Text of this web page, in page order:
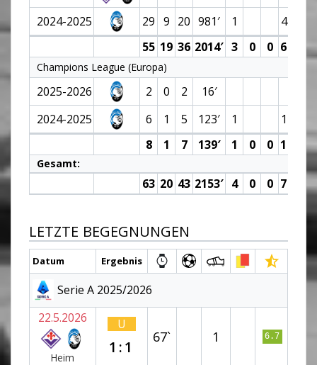
2024-2025
29 9 20 981′ 1 4 (0)
55 19 36 2014′ 3 0 0 6 (0)
Champions League (Europa)
2025-2026 2 0 2
16′
2024-2025
6 1 5 123′ 1
1 (0)
8
1 7 139′ 1 0 0 1 (0)
Gesamt:
63 20 43 2153′ 4 0 0 7 (0)
LETZTE BEGEGNUNGEN
Datum Ergebnis
Serie A 2025/2026
22.5.2026
Heim
U
1:1
67` 1 6.7